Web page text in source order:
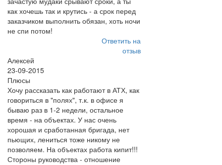
как хочешь так и крутись - а срок перед
заказчиком выполнить обязан, хоть ночи
не спи потом!
Ответить на
отзыв
Алексей
23-09-2015
Плюсы
Хочу рассказать как работают в АТХ, как
говориться в "полях", т.к. в офисе я
бываю раз в 1-2 недели, остальное
время - на объектах. У нас очень
хорошая и сработанная бригада, нет
пьющих, лениться тоже никому не
позволяем. На объектах работа кипит!!!
Стороны руководства - отношение